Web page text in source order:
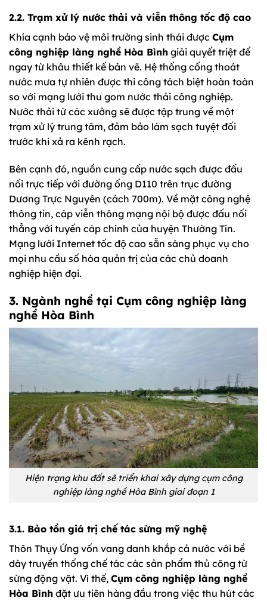
2.2. Trạm xử lý nước thải và viễn thông tốc độ cao
Khía cạnh bảo vệ môi trường sinh thái được Cụm
công nghiệp làng nghề Hòa Bình giải quyết triệt để
ngay từ khâu thiết kế bản vẽ. Hệ thống cống thoát
nước mưa tự nhiên được thi công tách biệt hoàn toàn
so với mạng lưới thu gom nước thải công nghiệp.
Nước thải từ các xưởng sẽ được tập trung về một
trạm xử lý trung tâm, đảm bảo làm sạch tuyệt đối
trước khi xả ra kênh rạch.
Bên cạnh đó, nguồn cung cấp nước sạch được đấu
nối trực tiếp với đường ống D110 trên trục đường
Dương Trực Nguyên (cách 700m). Về mặt công nghệ
thông tin, cáp viễn thông mạng nội bộ được đấu nối
thẳng với tuyến cáp chính của huyện Thường Tín.
Mạng lưới Internet tốc độ cao sẵn sàng phục vụ cho
mọi nhu cầu số hóa quản trị của các chủ doanh
nghiệp hiện đại.
3. Ngành nghề tại Cụm công nghiệp làng
nghề Hòa Bình
Hiện trạng khu đất sẽ triển khai xây dựng cụm công
nghiệp làng nghề Hòa Bình giai đoạn 1
3.1. Bảo tồn giá trị chế tác sừng mỹ nghệ
Thôn Thụy Ứng vốn vang danh khắp cả nước với bề
dày truyền thống chế tác các sản phẩm thủ công từ
sừng động vật. Vì thế, Cụm công nghiệp làng nghề
Hòa Bình đặt ưu tiên hàng đầu trong việc thu hút các